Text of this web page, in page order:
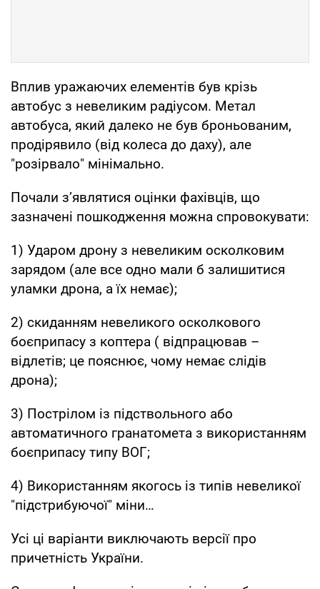
Вплив уражаючих елементів був крізь
автобус з невеликим радіусом. Метал
автобуса, який далеко не був броньованим,
продірявило (від колеса до даху), але
"розірвало" мінімально.
Почали з’являтися оцінки фахівців, що
зазначені пошкодження можна спровокувати:
1) Ударом дрону з невеликим осколковим
зарядом (але все одно мали б залишитися
уламки дрона, а їх немає);
2) скиданням невеликого осколкового
боєприпасу з коптера ( відпрацював –
відлетів; це пояснює, чому немає слідів
дрона);
3) Пострілом із підствольного або
автоматичного гранатомета з використанням
боєприпасу типу ВОГ;
4) Використанням якогось із типів невеликої
"підстрибуючої" міни…
Усі ці варіанти виключають версії про
причетність України.